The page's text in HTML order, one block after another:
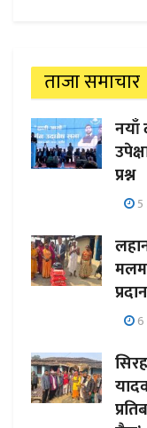
ताजा समाचार
प्रश्न
प्रदान